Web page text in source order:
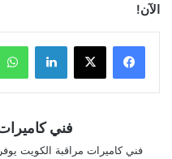
الآن!
لينكدإن
فني
فني كاميرات مراقبة الكويت